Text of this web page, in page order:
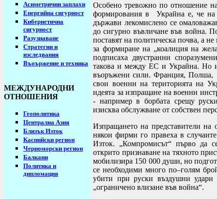
Асиметрични заплахи
Енергийна сигурност
Кибернетична
сигурност
Разузнаване
Стратегии и
изследвания
Въоържение и техника
МЕЖДУНАРОДНИ
ОТНОШЕНИЯ
Геополитика
Централна Азия
Близък Изток
Каспийски регион
Черноморски регион
Балкани
Политика и
дипломация
Особено тревожно по отношение
формирования в Украйна е, че на
държави лекомислено се
до сигурно въвличане във война.
поставят на политическа почва, а
за формиране на „коалиция на
подписаха двустранни
такова и между ЕС и Украйна. Но
въоръжени сили. Франция, Полша,
свои военни на територията на
идеята за изпращане на военни
- например в борбата срещу
изисква обслужване от собствен
Изпращането на представители
някои фирми го правеха в
Изток. „Компромисът“ първо да
открито признаване на тяхното
мобилизира 150 000 души, но
се необходими много по–голям
убити при руски въздушни удари
„ограничено влизане във война“.